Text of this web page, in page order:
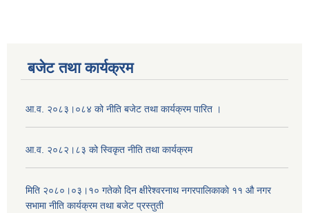
बजेट तथा कार्यक्रम
आ.व. २०८३।०८४ को नीति बजेट तथा कार्यक्रम पारित ।
आ.व. २०८२।८३ को स्विकृत नीति तथा कार्यक्रम
मिति २०८०।०३।१० गतेकाे दिन क्षीरेश्वरनाथ नगरपालिकाकाे ११ ‍औ नगर
सभामा नीति कार्यक्रम तथा बजेट प्रस्तुती